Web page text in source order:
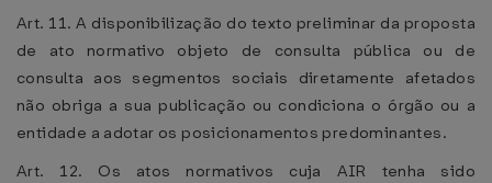
Art. 11. A disponibilização do texto preliminar da proposta
de ato normativo objeto de consulta pública ou de
consulta aos segmentos sociais diretamente afetados
não obriga a sua publicação ou condiciona o órgão ou a
entidade a adotar os posicionamentos predominantes.
Art. 12. Os atos normativos cuja AIR tenha sido